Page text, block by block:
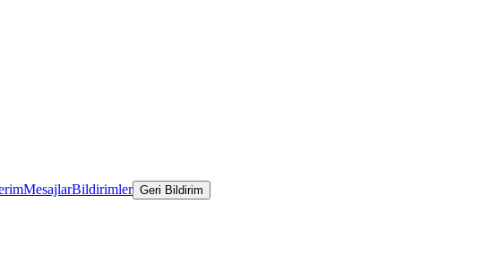
MesajlarBildirimler Geri Bildirim